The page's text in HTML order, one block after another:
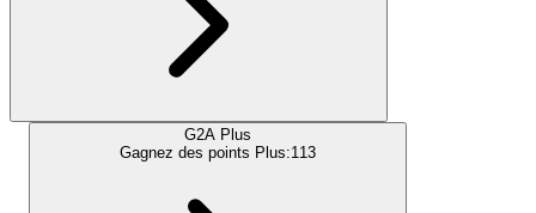
G2A Plus
Gagnez des points Plus:113